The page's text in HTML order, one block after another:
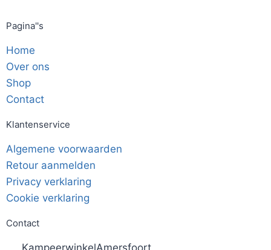
Pagina''s
Home
Over ons
Shop
Contact
Klantenservice
Algemene voorwaarden
Retour aanmelden
Privacy verklaring
Cookie verklaring
Contact
KampeerwinkelAmersfoort